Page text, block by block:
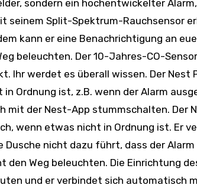
sondern ein hochentwickelter
seinem Split-Spektrum-Rauchsensor
kann er eine Benachrichtigung an
beleuchten. Der 10-Jahres-CO-
Ihr werdet es überall wissen. Der Nest
Ordnung ist, z.B. wenn der Alarm
mit der Nest-App stummschalten. Der
wenn etwas nicht in Ordnung ist. Er
nicht dazu führt, dass der Alarm
den Weg beleuchten. Die Einrichtung
und er verbindet sich automatisch